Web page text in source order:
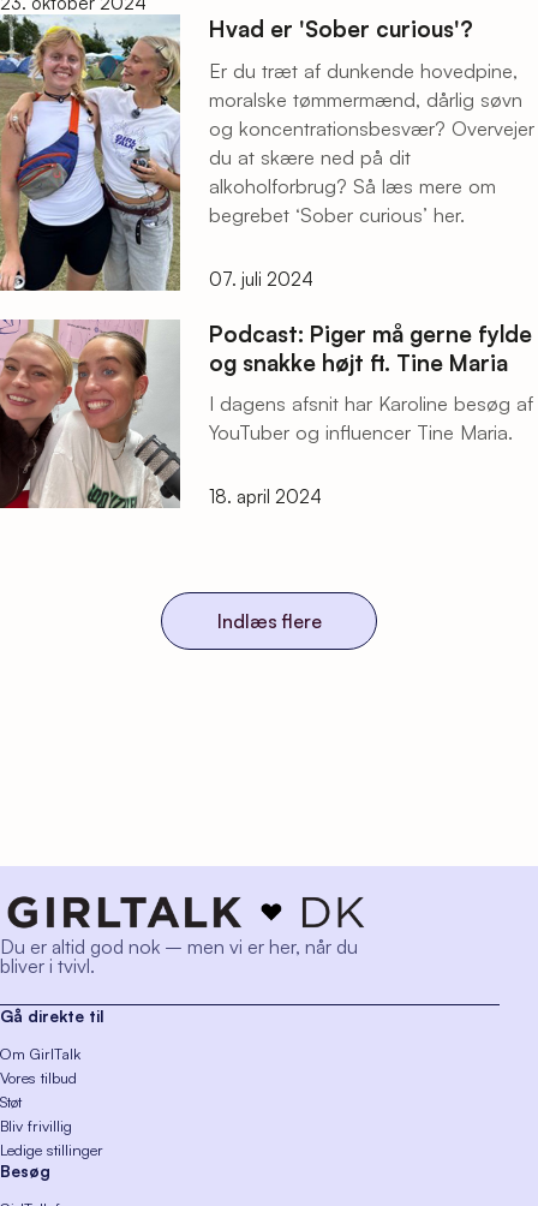
Hvad er 'Sober curious'?
Er du træt af dunkende hovedpine,
moralske tømmermænd, dårlig søvn
og koncentrationsbesvær? Overvejer
du at skære ned på dit
alkoholforbrug? Så læs mere om
begrebet ‘Sober curious’ her.
07. juli 2024
Podcast: Piger må gerne fylde
og snakke højt ft. Tine Maria
I dagens afsnit har Karoline besøg af
YouTuber og influencer Tine Maria.
18. april 2024
Indlæs flere
Du er altid god nok – men vi er her, når du
bliver i tvivl.
Gå direkte til
Om GirlTalk
Vores tilbud
Støt
Bliv frivillig
Ledige stillinger
Besøg